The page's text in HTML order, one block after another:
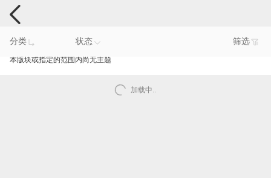
手机反馈
分类 状态 筛选
本版块或指定的范围内尚无主题
加载中..